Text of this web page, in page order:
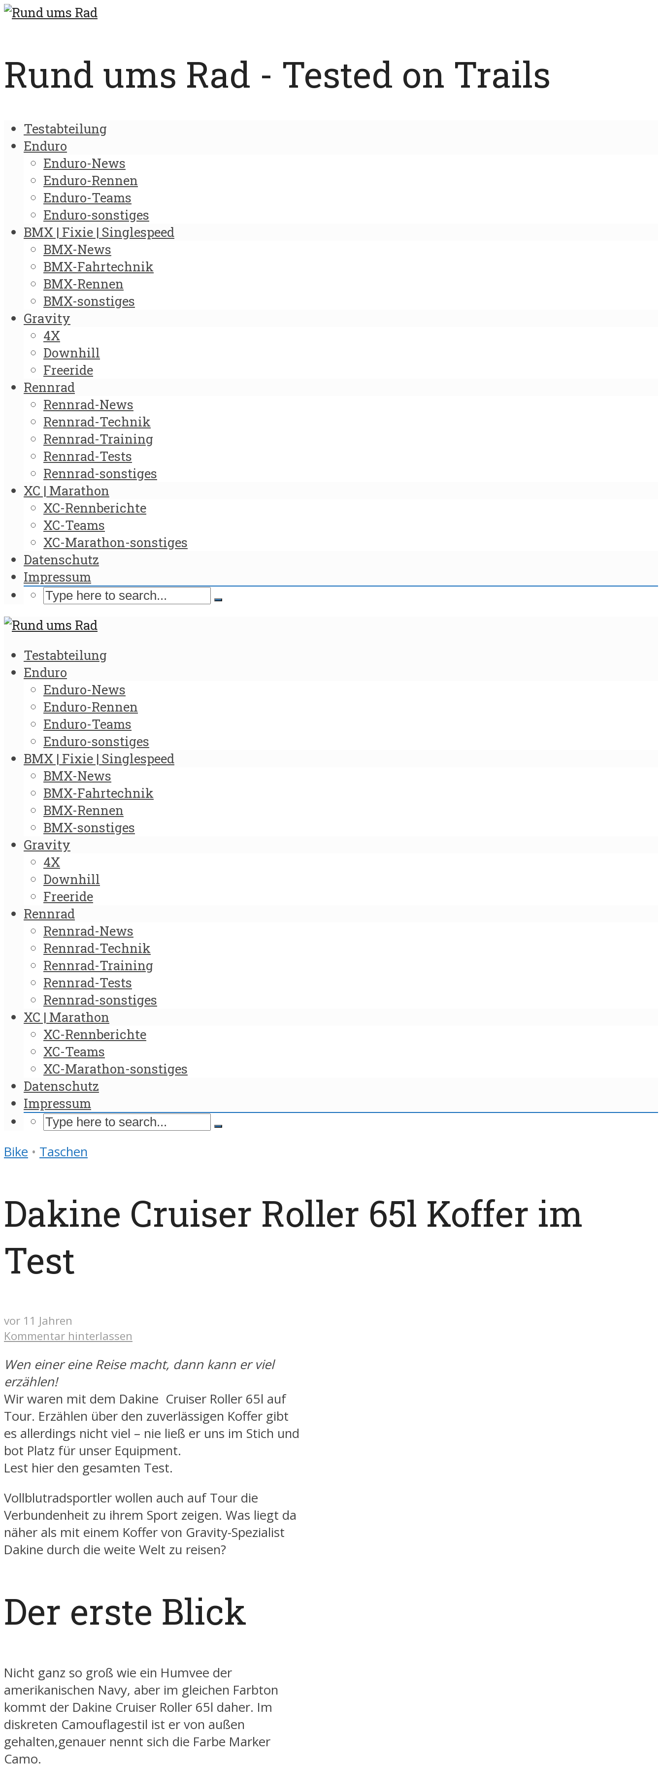
Rund ums Rad - Tested on Trails
Testabteilung
Enduro
Enduro-News
Enduro-Rennen
Enduro-Teams
Enduro-sonstiges
BMX | Fixie | Singlespeed
BMX-News
BMX-Fahrtechnik
BMX-Rennen
BMX-sonstiges
Gravity
4X
Downhill
Freeride
Rennrad
Rennrad-News
Rennrad-Technik
Rennrad-Training
Rennrad-Tests
Rennrad-sonstiges
XC | Marathon
XC-Rennberichte
XC-Teams
XC-Marathon-sonstiges
Datenschutz
Impressum
Testabteilung
Enduro
Enduro-News
Enduro-Rennen
Enduro-Teams
Enduro-sonstiges
BMX | Fixie | Singlespeed
BMX-News
BMX-Fahrtechnik
BMX-Rennen
BMX-sonstiges
Gravity
4X
Downhill
Freeride
Rennrad
Rennrad-News
Rennrad-Technik
Rennrad-Training
Rennrad-Tests
Rennrad-sonstiges
XC | Marathon
XC-Rennberichte
XC-Teams
XC-Marathon-sonstiges
Datenschutz
Impressum
Bike • Taschen
Dakine Cruiser Roller 65l Koffer im
Test
vor 11 Jahren
Kommentar hinterlassen
Wen einer eine Reise macht, dann kann er viel
erzählen!
Wir waren mit dem Dakine Cruiser Roller 65l auf
Tour. Erzählen über den zuverlässigen Koffer gibt
es allerdings nicht viel – nie ließ er uns im Stich und
bot Platz für unser Equipment.
Lest hier den gesamten Test.
Vollblutradsportler wollen auch auf Tour die
Verbundenheit zu ihrem Sport zeigen. Was liegt da
näher als mit einem Koffer von Gravity-Spezialist
Dakine durch die weite Welt zu reisen?
Der erste Blick
Nicht ganz so groß wie ein Humvee der
amerikanischen Navy, aber im gleichen Farbton
kommt der Dakine Cruiser Roller 65l daher. Im
diskreten Camouflagestil ist er von außen
gehalten,genauer nennt sich die Farbe Marker
Camo.